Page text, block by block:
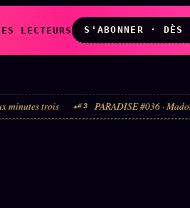
LECTEURS S'ABONNER · DÈS
#3 PARADISE #036 · Madonna × Sandra